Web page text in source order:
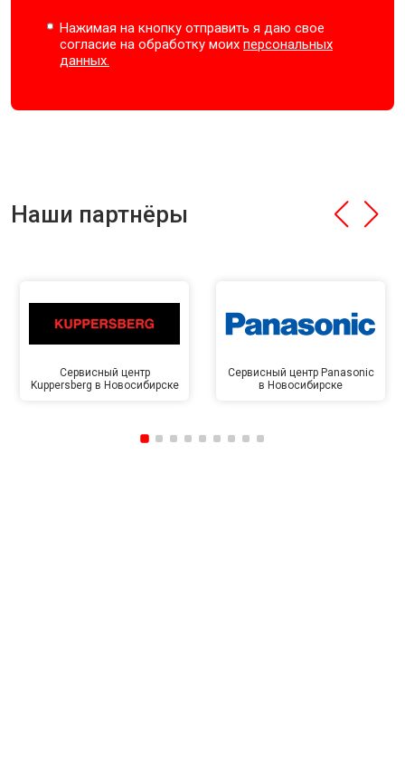
Нажимая на кнопку отправить я даю свое
согласие на обработку моихперсональных
данных.
Наши партнёры
Сервисный центр
Kuppersberg в Новосибирске
Сервисный центр Panasonic
в Новосибирске